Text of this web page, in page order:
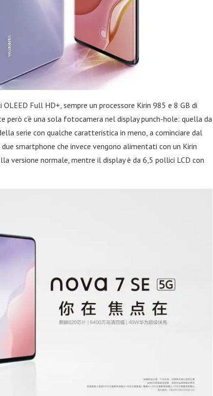
Full HD+, sempre un processore Kirin 985 e 8 GB di
però c’è una sola fotocamera nel display punch-hole: quella da
serie con qualche caratteristica in meno, a cominciare dal
smartphone che invece vengono alimentati con un Kirin
versione normale, mentre il display è da 6,5 pollici LCD con